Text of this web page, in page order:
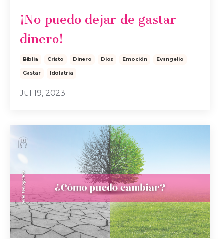
¡No puedo dejar de gastar
dinero!
Biblia Cristo Dinero Dios Emoción Evangelio
Gastar Idolatría
Jul 19, 2023